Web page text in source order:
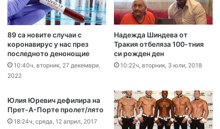
89 са новите случаи с
коронавирус у нас през
последното денонощие
10:40ч, вторник, 27 декември,
2022
Надежда Шиндева от
Тракия отбеляза 100-тния
си рожден ден
10:22ч, вторник, 3 юли, 2018
Юлия Юревич дефилира на
Прет-А-Порте пролет/лято
18:24ч, сряда, 12 април, 2017